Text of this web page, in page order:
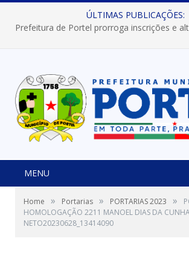
ÚLTIMAS PUBLICAÇÕES:
MENU
Home » Portarias » PORTARIAS 2023 »
HOMOLOGAÇÃO 2211 MANOEL DIAS DA
NETO20230628_13414090